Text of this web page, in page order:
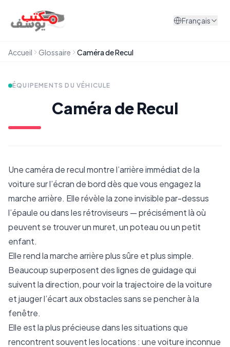
Français
Accueil Glossaire Caméra de Recul
ÉQUIPEMENTS DU VÉHICULE
Caméra de Recul
Une caméra de recul montre l’arrière immédiat de la
voiture sur l’écran de bord dès que vous engagez la
marche arrière. Elle révèle la zone invisible par-dessus
l’épaule ou dans les rétroviseurs — précisément là où
peuvent se trouver un muret, un poteau ou un petit
enfant.
Elle rend la marche arrière plus sûre et plus simple.
Beaucoup superposent des lignes de guidage qui
suivent la direction, pour voir la trajectoire de la voiture
et jauger l’écart aux obstacles sans se pencher à la
fenêtre.
Elle est la plus précieuse dans les situations que
rencontrent souvent les locations : une voiture inconnue